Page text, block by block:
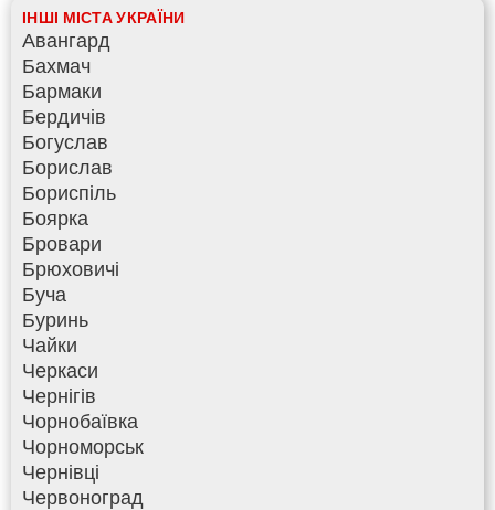
ІНШІ МІСТА УКРАЇНИ
Авангард
Бахмач
Бармаки
Бердичів
Богуслав
Борислав
Бориспіль
Боярка
Бровари
Брюховичі
Буча
Буринь
Чайки
Черкаси
Чернігів
Чорнобаївка
Чорноморськ
Чернівці
Червоноград